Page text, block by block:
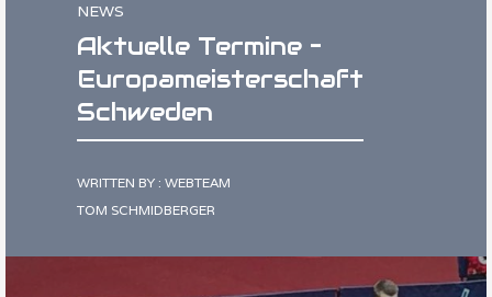
NEWS
Aktuelle Termine –
Europameisterschaft
Schweden
WRITTEN BY : WEBTEAM
TOM SCHMIDBERGER